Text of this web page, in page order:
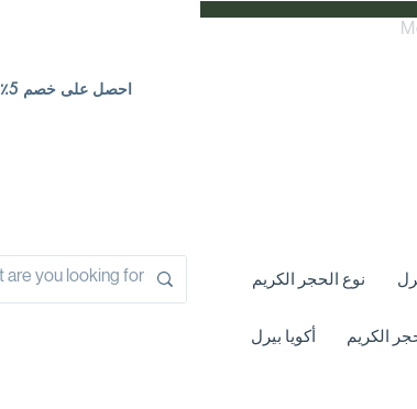
احصل على خصم 5٪ | اتصل بنا
نوع الحجر الكريم
أكويا بيرل الكريم